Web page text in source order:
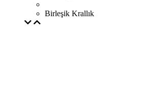
Birleşik Krallık